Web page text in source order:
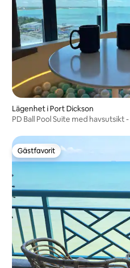
Lägenhet i Port Dickson
PD Ball Pool Suite med havsutsikt
Gästfavorit
Gästfavorit